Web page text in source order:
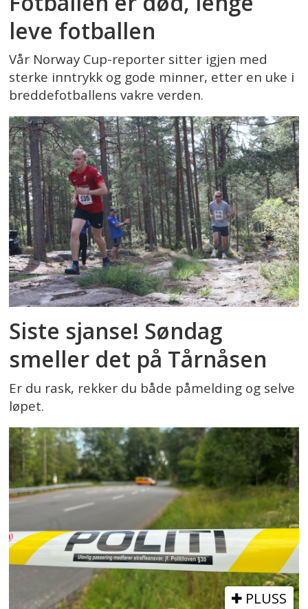
leve fotballen
Vår Norway Cup-reporter sitter igjen med
sterke inntrykk og gode minner, etter en uke i
breddefotballens vakre verden.
Siste sjanse! Søndag
smeller det på Tårnåsen
Er du rask, rekker du både påmelding og selve
løpet.
PLUSS